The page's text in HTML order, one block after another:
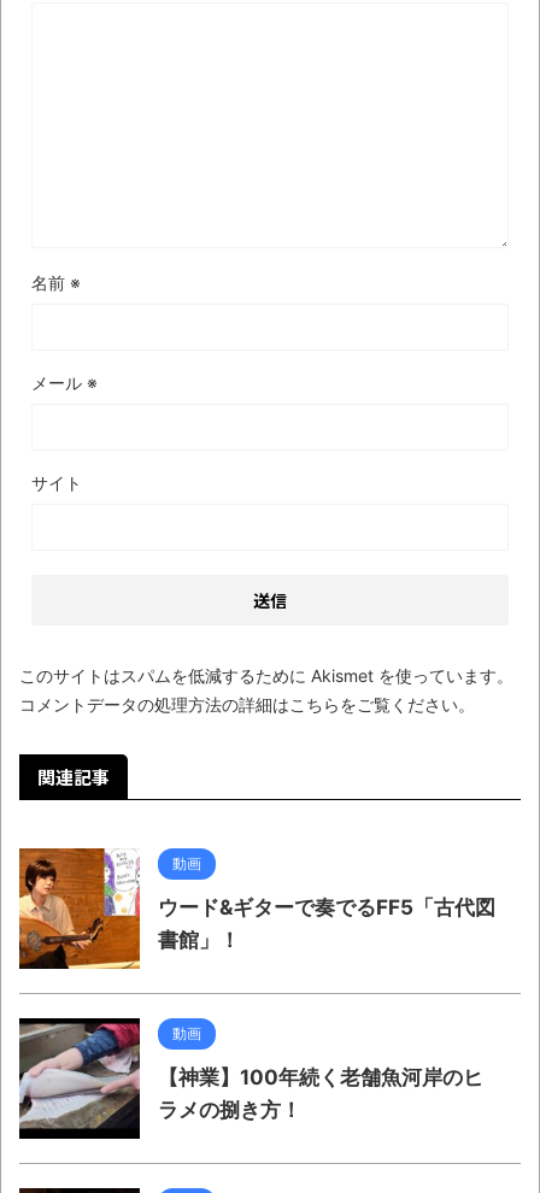
しい仕事観
の数々！！
名前 ※
メール ※
サイト
このサイトはスパムを低減するために Akismet を使っています。
コメントデータの処理方法の詳細はこちらをご覧ください。
関連記事
動画
ウード&ギターで奏でるFF5「古代図
書館」！
動画
【神業】100年続く老舗魚河岸のヒ
ラメの捌き方！